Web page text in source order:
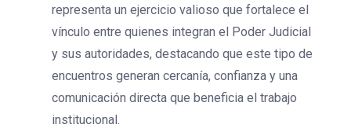
representa un ejercicio valioso que fortalece el
vínculo entre quienes integran el Poder Judicial
y sus autoridades, destacando que este tipo de
encuentros generan cercanía, confianza y una
comunicación directa que beneficia el trabajo
institucional.